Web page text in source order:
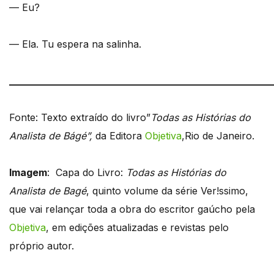
— Eu?
— Ela. Tu espera na salinha.
Fonte: Texto extraído do livro”Todas as Histórias do
Analista de Bágé”, da Editora Objetiva,Rio de Janeiro.
Imagem: Capa do Livro: Todas as Histórias do
Analista de Bagé, quinto volume da série Ver!ssimo,
que vai relançar toda a obra do escritor gaúcho pela
Objetiva, em edições atualizadas e revistas pelo
próprio autor.